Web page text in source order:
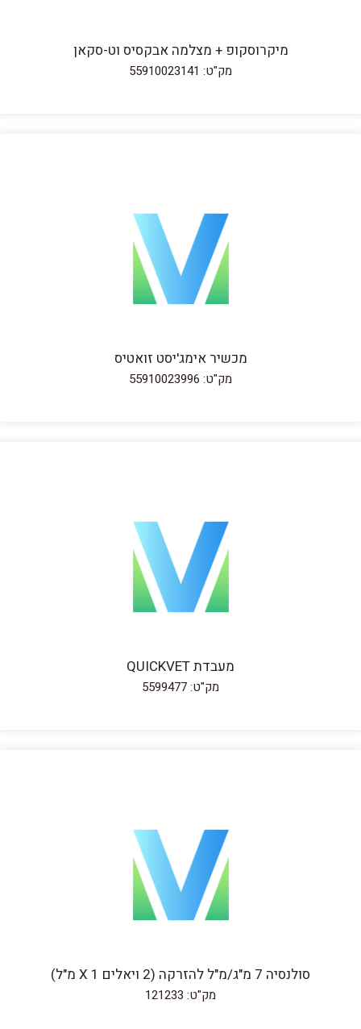
מיקרוסקופ + מצלמה אבקסיס וט-סקאן
מק"ט: 55910023141
מכשיר אימג'יסט זואטיס
מק"ט: 55910023996
מעבדת QUICKVET
מק"ט: 5599477
סולנסיה 7 מ"ג/מ"ל להזרקה (2 ויאלים X 1 מ"ל)
מק"ט: 121233